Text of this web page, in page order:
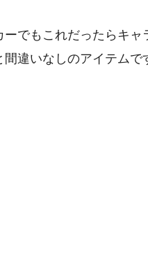
ーでもこれだったらキ
違いなしのアイテムで